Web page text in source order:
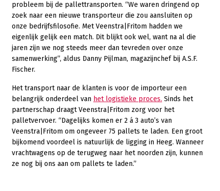
probleem bij de pallettransporten. “We waren dringend op
zoek naar een nieuwe transporteur die zou aansluiten op
onze bedrijfsfilosofie. Met Veenstra|Fritom hadden we
eigenlijk gelijk een match. Dit blijkt ook wel, want na al die
jaren zijn we nog steeds meer dan tevreden over onze
samenwerking”, aldus Danny Pijlman, magazijnchef bij A.S.F.
Fischer.
Het transport naar de klanten is voor de importeur een
belangrijk onderdeel van het logistieke proces. Sinds het
partnerschap draagt Veenstra|Fritom zorg voor het
palletvervoer. “Dagelijks komen er 2 á 3 auto’s van
Veenstra|Fritom om ongeveer 75 pallets te laden. Een groot
bijkomend voordeel is natuurlijk de ligging in Heeg. Wanneer
vrachtwagens op de terugweg naar het noorden zijn, kunnen
ze nog bij ons aan om pallets te laden.”